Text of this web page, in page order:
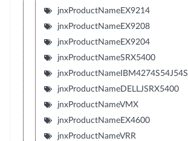
jnxProductNameEX9214
jnxProductNameEX9208
jnxProductNameEX9204
jnxProductNameSRX5400
jnxProductNameIBM4274S54J54S
jnxProductNameDELLJSRX5400
jnxProductNameVMX
jnxProductNameEX4600
jnxProductNameVRR